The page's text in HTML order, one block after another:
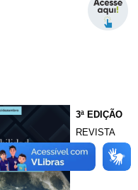
3ª EDIÇÃO
REVISTA